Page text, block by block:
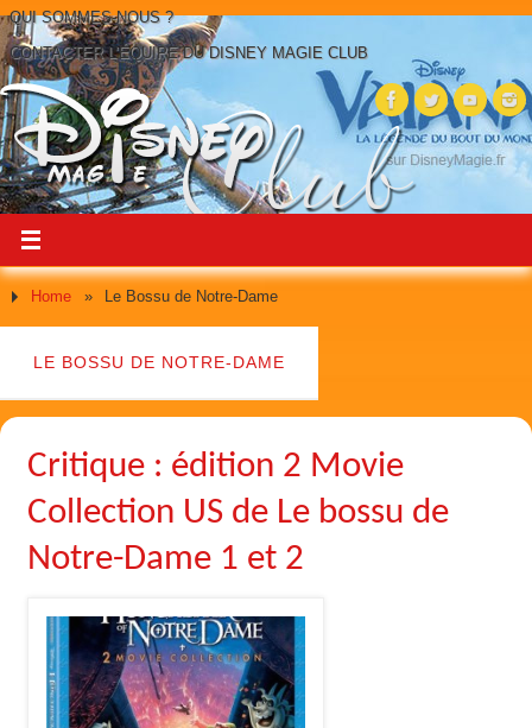
QUI SOMMES-NOUS ?
CONTACTER L’ÉQUIPE DU DISNEY MAGIE CLUB
Home » Le Bossu de Notre-Dame
LE BOSSU DE NOTRE-DAME
Critique : édition 2 Movie
Collection US de Le bossu de
Notre-Dame 1 et 2